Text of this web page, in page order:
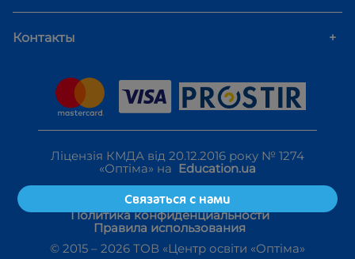
Контакты +
Ліцензія КМДА від 20.12.2016 року № 1274
«Оптіма» на Education.ua
Политика конфиденциальности
Правила использования
© 2015 – 2026 ТОВ «Центр освіти «Оптіма»
Связаться с нами